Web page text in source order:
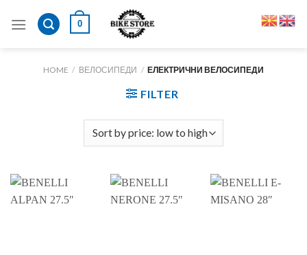
0
HOME / ВЕЛОСИПЕДИ / ЕЛЕКТРИЧНИ ВЕЛОСИПЕДИ
FILTER